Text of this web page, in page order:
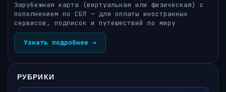
Зарубежная карта (виртуальная или физическая) с
пополнением по СБП — для оплаты иностранных
сервисов, подписок и путешествий по миру
Узнать подробнее →
РУБРИКИ